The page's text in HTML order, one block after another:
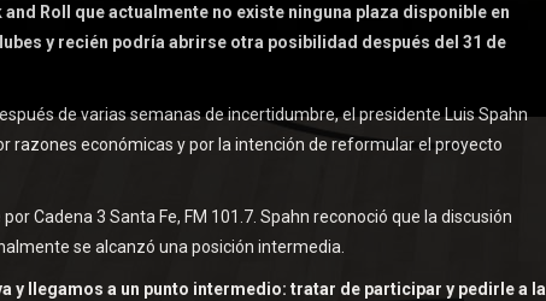
Roll que actualmente no existe ninguna plaza disponible en
y recién podría abrirse otra posibilidad después del 31 de
de varias semanas de incertidumbre, el presidente Luis Spahn
económicas y por la intención de reformular el proyecto
Cadena 3 Santa Fe, FM 101.7. Spahn reconoció que la discusión
se alcanzó una posición intermedia.
y llegamos a un punto intermedio: tratar de participar y pedirle a la